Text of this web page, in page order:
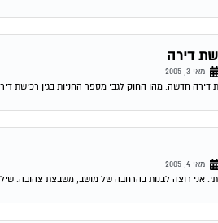
דירה
מאי 3, 2005
דירה חדשה. מהו החוק לגבי מספר החניות בגין רכישת
מאי 4, 2005
של מושב, משבצת צהובה. שילמתי 260000 ש"ח למינהל על חצי דונם עבור 140 מ"ר. זה